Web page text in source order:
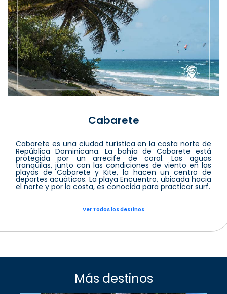
Cabarete
Cabarete es una ciudad turística en la costa norte de
República Dominicana. La bahía de Cabarete está
protegida por un arrecife de coral. Las aguas
tranquilas, junto con las condiciones de viento en las
playas de Cabarete y Kite, la hacen un centro de
deportes acuáticos. La playa Encuentro, ubicada hacia
el norte y por la costa, es conocida para practicar surf.
Ver Todos los destinos
Más destinos